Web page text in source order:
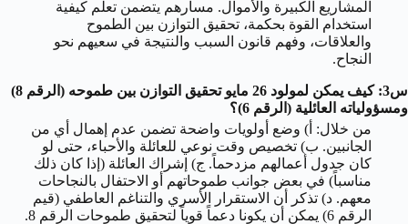
المشاريع الكبيرة والأموال. مسارهم يتضمن تعلم كيفية
استخدام القوة بحكمة، تحقيق التوازن بين الطموح
والعلاقات، وفهم قانون السبب والنتيجة في سعيهم نحو
النجاح.
س3: كيف يمكن لمولود 26 مايو تحقيق التوازن بين طموحه (الرقم 8)
ومسؤولياته العائلية (الرقم 6)؟
من خلال: أ) وضع أولويات واضحة تضمن عدم إهمال أي من
الجانبين. ب) تخصيص وقت نوعي للعائلة والأحباء، حتى لو
كان جدول أعمالهم مزدحماً. ج) إشراك العائلة (إذا كان ذلك
مناسباً) في بعض جوانب طموحاتهم أو الاحتفال بالنجاحات
معهم. د) تذكر أن الاستقرار الأسري والتناغم العاطفي (قيم
الرقم 6) يمكن أن يكونا دعماً قوياً لتحقيق طموحات الرقم 8.